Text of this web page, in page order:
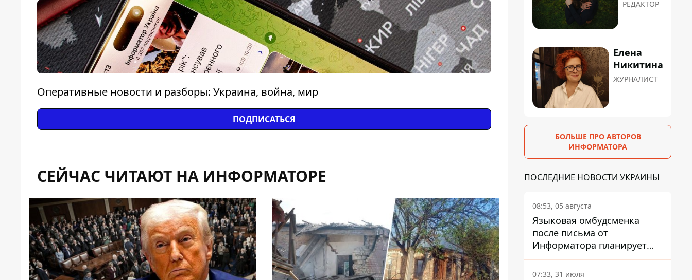
Оперативные новости и разборы: Украина, война, мир
ПОДПИСАТЬСЯ
СЕЙЧАС ЧИТАЮТ НА ИНФОРМАТОРЕ
РЕДАКТОР
Елена
Никитина
ЖУРНАЛИСТ
БОЛЬШЕ ПРО АВТОРОВ
ИНФОРМАТОРА
ПОСЛЕДНИЕ НОВОСТИ УКРАИНЫ
08:53, 05 августа
Языковая омбудсменка
после письма от
Информатора планирует
наказать компанию-
подрядчика ПриватБанка
07:33, 31 июля